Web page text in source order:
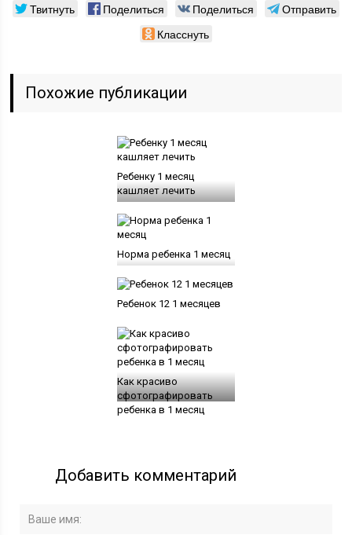
Твитнуть Поделиться Поделиться
Отправить
Класснуть
Похожие публикации
Ребенку 1 месяц
кашляет лечить
Норма ребенка 1 месяц
Ребенок 12 1 месяцев
Как красиво
сфотографировать
ребенка в 1 месяц
Добавить комментарий